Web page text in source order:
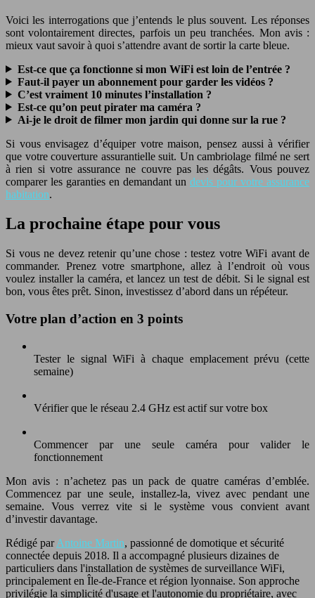
Voici les interrogations que j’entends le plus souvent. Les réponses
sont volontairement directes, parfois un peu tranchées. Mon avis :
mieux vaut savoir à quoi s’attendre avant de sortir la carte bleue.
Est-ce que ça fonctionne si mon WiFi est loin de l’entrée ?
Faut-il payer un abonnement pour garder les vidéos ?
C’est vraiment 10 minutes l’installation ?
Est-ce qu’on peut pirater ma caméra ?
Ai-je le droit de filmer mon jardin qui donne sur la rue ?
Si vous envisagez d’équiper votre maison, pensez aussi à vérifier
que votre couverture assurantielle suit. Un cambriolage filmé ne sert
à rien si votre assurance ne couvre pas les dégâts. Vous pouvez
comparer les garanties en demandant un devis pour votre assurance
habitation.
La prochaine étape pour vous
Si vous ne devez retenir qu’une chose : testez votre WiFi avant de
commander. Prenez votre smartphone, allez à l’endroit où vous
voulez installer la caméra, et lancez un test de débit. Si le signal est
bon, vous êtes prêt. Sinon, investissez d’abord dans un répéteur.
Votre plan d’action en 3 points
Tester le signal WiFi à chaque emplacement prévu (cette
semaine)
Vérifier que le réseau 2.4 GHz est actif sur votre box
Commencer par une seule caméra pour valider le
fonctionnement
Mon avis : n’achetez pas un pack de quatre caméras d’emblée.
Commencez par une seule, installez-la, vivez avec pendant une
semaine. Vous verrez vite si le système vous convient avant
d’investir davantage.
Rédigé parAntoine Martin, passionné de domotique et sécurité
connectée depuis 2018. Il a accompagné plusieurs dizaines de
particuliers dans l'installation de systèmes de surveillance WiFi,
principalement en Île-de-France et région lyonnaise. Son approche
privilégie la simplicité d'usage et l'autonomie du propriétaire, avec